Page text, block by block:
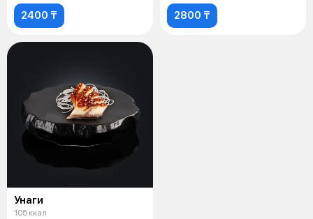
2400 ₸ 2800 ₸
Унаги
105 ккал